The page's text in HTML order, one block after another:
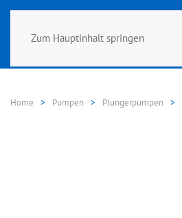
Zum Hauptinhalt springen
Home Pumpen Plungerpumpen